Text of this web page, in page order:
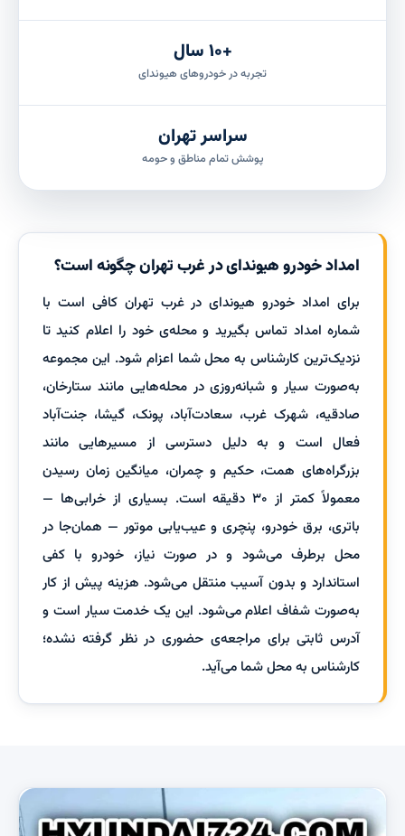
+۱۰ سال
تجربه در خودروهای هیوندای
سراسر تهران
پوشش تمام مناطق و حومه
امداد خودرو هیوندای در غرب تهران چگونه است؟
برای امداد خودرو هیوندای در غرب تهران کافی است با
شماره امداد تماس بگیرید و محله‌ی خود را اعلام کنید تا
نزدیک‌ترین کارشناس به محل شما اعزام شود. این مجموعه
به‌صورت سیار و شبانه‌روزی در محله‌هایی مانند ستارخان،
صادقیه، شهرک غرب، سعادت‌آباد، پونک، گیشا، جنت‌آباد
فعال است و به دلیل دسترسی از مسیرهایی مانند
بزرگراه‌های همت، حکیم و چمران، میانگین زمان رسیدن
معمولاً کمتر از ۳۰ دقیقه است. بسیاری از خرابی‌ها —
باتری، برق خودرو، پنچری و عیب‌یابی موتور — همان‌جا در
محل برطرف می‌شود و در صورت نیاز، خودرو با کفی
استاندارد و بدون آسیب منتقل می‌شود. هزینه پیش از کار
به‌صورت شفاف اعلام می‌شود. این یک خدمت سیار است و
آدرس ثابتی برای مراجعه‌ی حضوری در نظر گرفته نشده؛
کارشناس به محل شما می‌آید.